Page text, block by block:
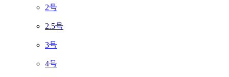
2号
2.5号
3号
4号